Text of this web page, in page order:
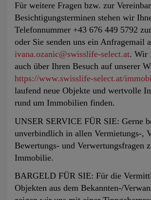
Für weitere Fragen bzw. zur
Besichtigungsterminen stehen wir
Telefonnummer +43 676 449 5792
oder Sie senden uns ein Anfragemail
ivana.ozanic@swisslife-select.at. Wir
auch über Ihren Besuch auf unserer
https://www.swisslife-select.at/
laufend neue Objekte und wertvolle
rund um Immobilien finden.
UNSER SERVICE FÜR SIE: Gerne
unverbindlich in allen Vermietungs-,
Bewertungs- und Verwertungsfragen
Immobilie.
BARGELD FÜR SIE: Für die
Objekten aus dem Bekannten-/